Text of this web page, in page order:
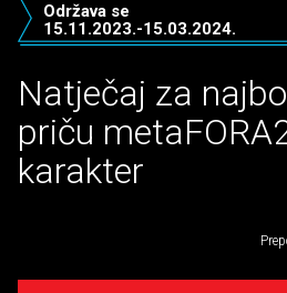
Natječaj za
priču
karakter
Održava se
15.11.2023.-15.03.2024.